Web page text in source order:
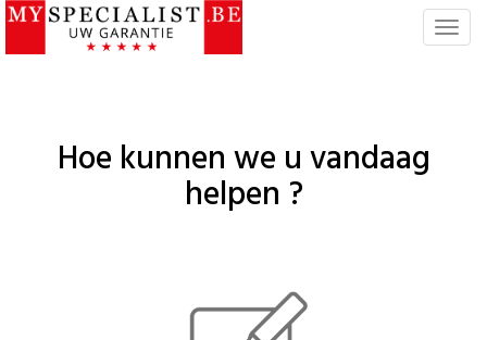
T
Hoe kunnen we u vandaag
helpen ?